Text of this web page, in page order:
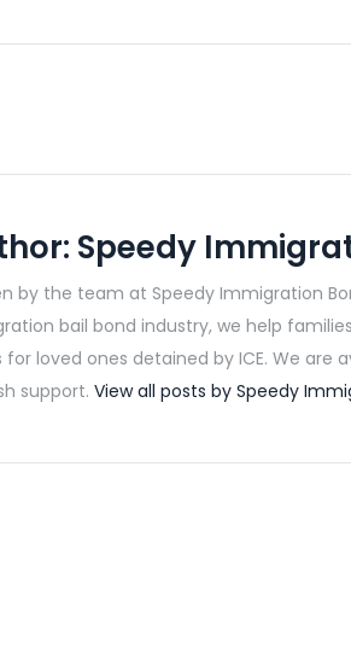
Speedy
by the team at Speedy Immigration
bail bond industry, we help
for loved ones detained by ICE. We are
support. View all posts by Speedy